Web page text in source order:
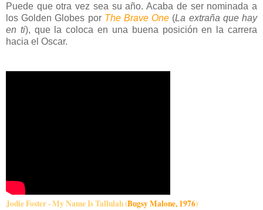
Puede que otra vez sea su año. Acaba de ser nominada a
los Golden Globes por The Brave One (La extraña que hay
en ti), que la coloca en una buena posición en la carrera
hacia el Oscar.
Jodie Foster - My Name Is Tallulah (Bugsy Malone, 1976)